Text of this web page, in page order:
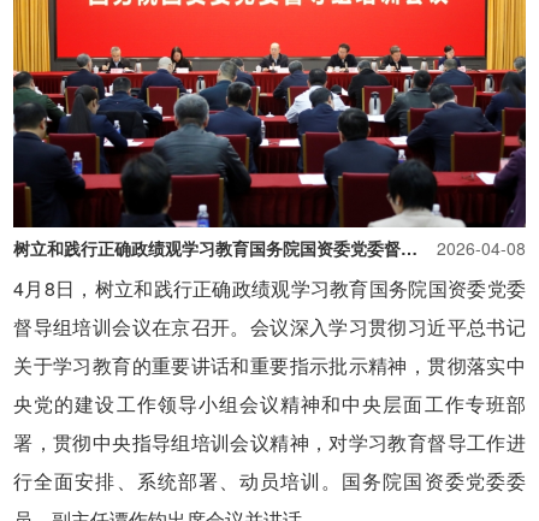
2026-04-08
树立和践行正确政绩观学习教育国务院国资委党委督导组培训会议召开
4月8日，树立和践行正确政绩观学习教育国务院国资委党委
督导组培训会议在京召开。会议深入学习贯彻习近平总书记
关于学习教育的重要讲话和重要指示批示精神，贯彻落实中
央党的建设工作领导小组会议精神和中央层面工作专班部
署，贯彻中央指导组培训会议精神，对学习教育督导工作进
行全面安排、系统部署、动员培训。国务院国资委党委委